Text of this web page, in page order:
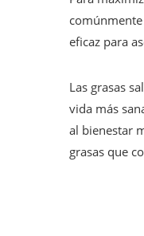
eficaz para
Las grasas
vida más
al bienestar
grasas que